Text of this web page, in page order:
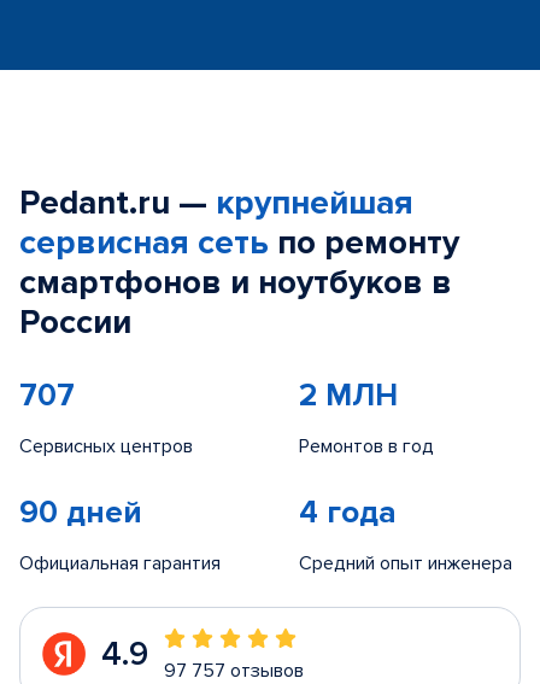
Pedant.ru — крупнейшая
сервисная сеть по ремонту
смартфонов и ноутбуков в
России
707
Сервисных центров
2 МЛН
Ремонтов в год
90 дней
Официальная гарантия
4 года
Средний опыт инженера
4.9 97 757 отзывов